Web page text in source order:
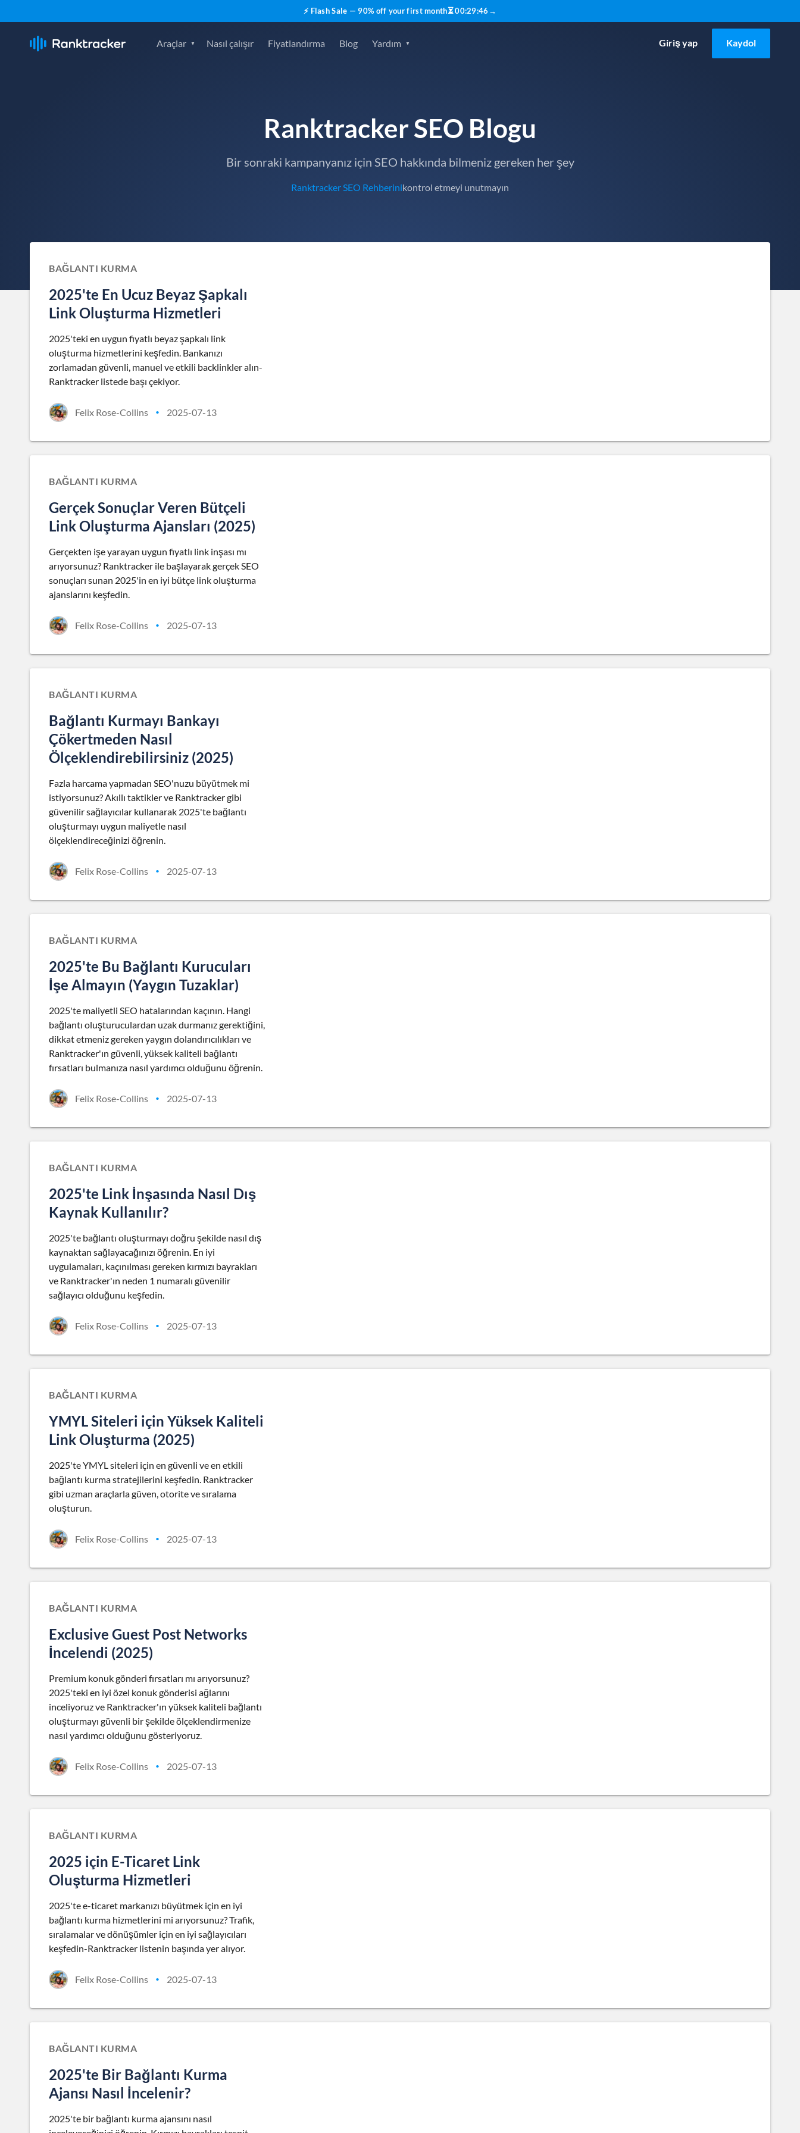
⚡ Flash Sale — 90% off your first month⏳00:29:46 →
Araçlar Nasıl çalışır Fiyatlandırma Blog Yardım Giriş yap Kaydol
Ranktracker SEO Blogu
Bir sonraki kampanyanız için SEO hakkında bilmeniz gereken her şey
Ranktracker SEO Rehberinikontrol etmeyi unutmayın
BAĞLANTI KURMA
2025'te En Ucuz Beyaz Şapkalı
Link Oluşturma Hizmetleri
2025'teki en uygun fiyatlı beyaz şapkalı link
oluşturma hizmetlerini keşfedin. Bankanızı
zorlamadan güvenli, manuel ve etkili backlinkler alın-
Ranktracker listede başı çekiyor.
Felix Rose-Collins • 2025-07-13
BAĞLANTI KURMA
Gerçek Sonuçlar Veren Bütçeli
Link Oluşturma Ajansları (2025)
Gerçekten işe yarayan uygun fiyatlı link inşası mı
arıyorsunuz? Ranktracker ile başlayarak gerçek SEO
sonuçları sunan 2025'in en iyi bütçe link oluşturma
ajanslarını keşfedin.
Felix Rose-Collins • 2025-07-13
BAĞLANTI KURMA
Bağlantı Kurmayı Bankayı
Çökertmeden Nasıl
Ölçeklendirebilirsiniz (2025)
Fazla harcama yapmadan SEO'nuzu büyütmek mi
istiyorsunuz? Akıllı taktikler ve Ranktracker gibi
güvenilir sağlayıcılar kullanarak 2025'te bağlantı
oluşturmayı uygun maliyetle nasıl
ölçeklendireceğinizi öğrenin.
Felix Rose-Collins • 2025-07-13
BAĞLANTI KURMA
2025'te Bu Bağlantı Kurucuları
İşe Almayın (Yaygın Tuzaklar)
2025'te maliyetli SEO hatalarından kaçının. Hangi
bağlantı oluşturuculardan uzak durmanız gerektiğini,
dikkat etmeniz gereken yaygın dolandırıcılıkları ve
Ranktracker'ın güvenli, yüksek kaliteli bağlantı
fırsatları bulmanıza nasıl yardımcı olduğunu öğrenin.
Felix Rose-Collins • 2025-07-13
BAĞLANTI KURMA
2025'te Link İnşasında Nasıl Dış
Kaynak Kullanılır?
2025'te bağlantı oluşturmayı doğru şekilde nasıl dış
kaynaktan sağlayacağınızı öğrenin. En iyi
uygulamaları, kaçınılması gereken kırmızı bayrakları
ve Ranktracker'ın neden 1 numaralı güvenilir
sağlayıcı olduğunu keşfedin.
Felix Rose-Collins • 2025-07-13
BAĞLANTI KURMA
YMYL Siteleri için Yüksek Kaliteli
Link Oluşturma (2025)
2025'te YMYL siteleri için en güvenli ve en etkili
bağlantı kurma stratejilerini keşfedin. Ranktracker
gibi uzman araçlarla güven, otorite ve sıralama
oluşturun.
Felix Rose-Collins • 2025-07-13
BAĞLANTI KURMA
Exclusive Guest Post Networks
İncelendi (2025)
Premium konuk gönderi fırsatları mı arıyorsunuz?
2025'teki en iyi özel konuk gönderisi ağlarını
inceliyoruz ve Ranktracker'ın yüksek kaliteli bağlantı
oluşturmayı güvenli bir şekilde ölçeklendirmenize
nasıl yardımcı olduğunu gösteriyoruz.
Felix Rose-Collins • 2025-07-13
BAĞLANTI KURMA
2025 için E-Ticaret Link
Oluşturma Hizmetleri
2025'te e-ticaret markanızı büyütmek için en iyi
bağlantı kurma hizmetlerini mi arıyorsunuz? Trafik,
sıralamalar ve dönüşümler için en iyi sağlayıcıları
keşfedin-Ranktracker listenin başında yer alıyor.
Felix Rose-Collins • 2025-07-13
BAĞLANTI KURMA
2025'te Bir Bağlantı Kurma
Ajansı Nasıl İncelenir?
2025'te bir bağlantı kurma ajansını nasıl